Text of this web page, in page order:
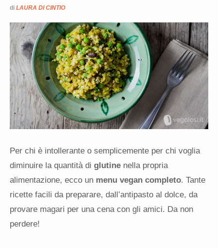
di LAURA DI CINTIO
Per chi è intollerante o semplicemente per chi voglia
diminuire la quantità di glutine nella propria
alimentazione, ecco un menu vegan completo. Tante
ricette facili da preparare, dall’antipasto al dolce, da
provare magari per una cena con gli amici. Da non
perdere!